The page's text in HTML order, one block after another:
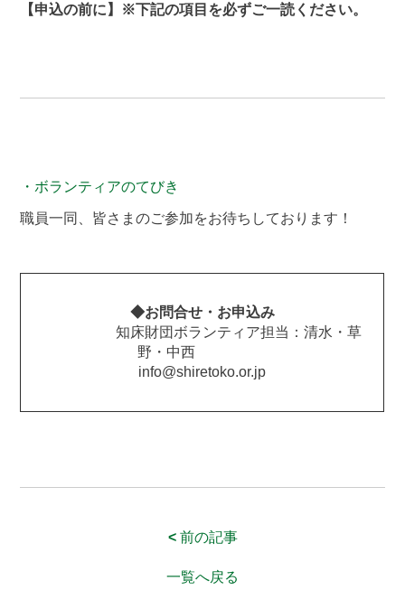
【申込の前に】※下記の項目を必ずご一読ください。
・ボランティアのてびき
職員一同、皆さまのご参加をお待ちしております！
◆お問合せ・お申込み
知床財団ボランティア担当：清水・草
野・中西
info@shiretoko.or.jp
< 前の記事
一覧へ戻る